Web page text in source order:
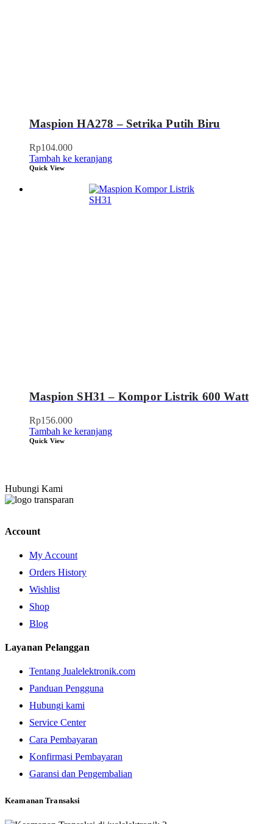
Maspion HA278 – Setrika Putih Biru
Rp104.000
Tambah ke keranjang
Quick View
Maspion SH31 – Kompor Listrik 600 Watt
Rp156.000
Tambah ke keranjang
Quick View
Hubungi Kami
Account
My Account
Orders History
Wishlist
Shop
Blog
Layanan Pelanggan
Tentang Jualelektronik.com
Panduan Pengguna
Hubungi kami
Service Center
Cara Pembayaran
Konfirmasi Pembayaran
Garansi dan Pengembalian
Keamanan Transaksi